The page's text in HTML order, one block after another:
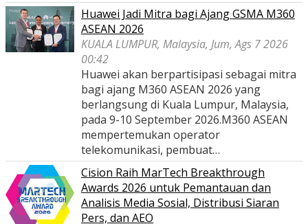
Huawei Jadi Mitra bagi Ajang GSMA M360
ASEAN 2026
KUALA LUMPUR, Malaysia, Jum, Ags 7 2026
00:42
Huawei akan berpartisipasi sebagai mitra
bagi ajang M360 ASEAN 2026 yang
berlangsung di Kuala Lumpur, Malaysia,
pada 9-10 September 2026.M360 ASEAN
mempertemukan operator
telekomunikasi, pembuat…
Cision Raih MarTech Breakthrough
Awards 2026 untuk Pemantauan dan
Analisis Media Sosial, Distribusi Siaran
Pers, dan AEO